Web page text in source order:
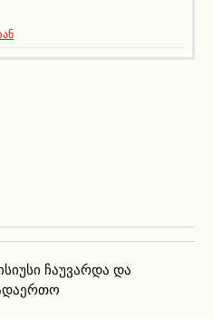
ჩაუვარდა და